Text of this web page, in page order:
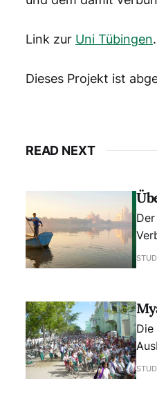
Link zur Uni Tübingen.
Dieses Projekt ist
READ NEXT
Die